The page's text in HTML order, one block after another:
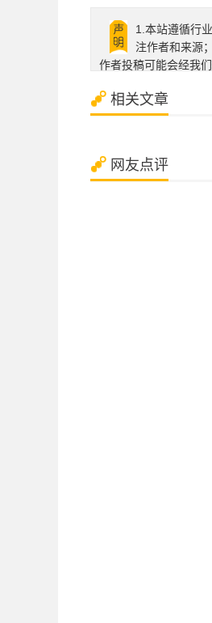
1.本站遵循行
注作者和来源
作者投稿可能会经我
相关文章
网友点评